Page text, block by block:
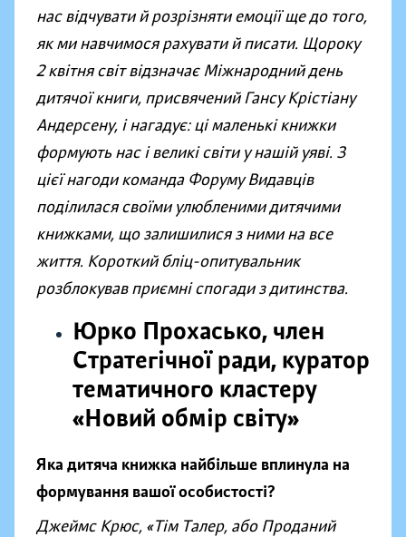
нас відчувати й розрізняти емоції ще до того,
як ми навчимося рахувати й писати. Щороку
2 квітня світ відзначає Міжнародний день
дитячої книги, присвячений Гансу Крістіану
Андерсену, і нагадує: ці маленькі книжки
формують нас і великі світи у нашій уяві. З
цієї нагоди команда Форуму Видавців
поділилася своїми улюбленими дитячими
книжками, що залишилися з ними на все
життя. Короткий бліц-опитувальник
розблокував приємні спогади з дитинства.
Юрко Прохасько, член
Стратегічної ради, куратор
тематичного кластеру
«Новий обмір світу»
Яка дитяча книжка найбільше вплинула на
формування вашої особистості?
Джеймс Крюс, «Тім Талер, або Проданий